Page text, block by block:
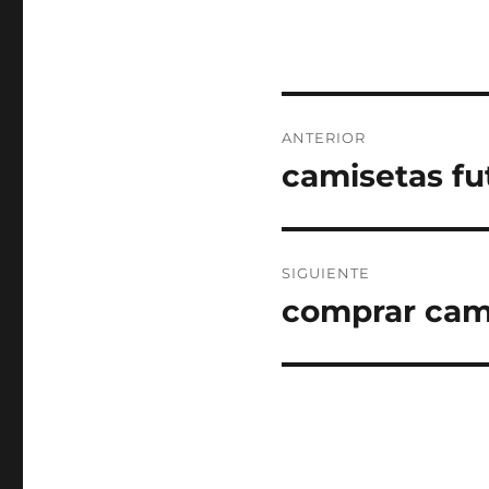
de
ANTERIOR
Entrada
camisetas
SIGUIENTE
Entrada
comprar